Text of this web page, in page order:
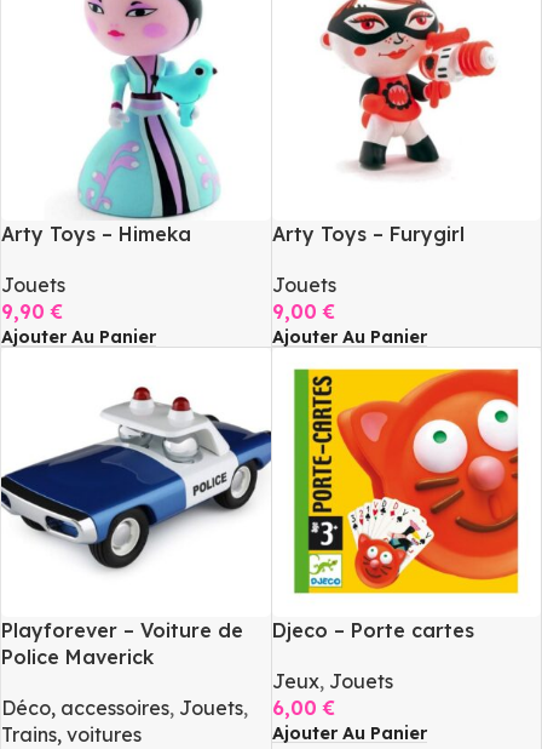
Arty Toys – Himeka
Jouets
9,90€
Ajouter Au Panier
Arty Toys – Furygirl
Jouets
9,00€
Ajouter Au Panier
Playforever – Voiture de
Police Maverick
Déco, accessoires, Jouets,
Trains, voitures
Djeco – Porte cartes
Jeux, Jouets
6,00€
Ajouter Au Panier